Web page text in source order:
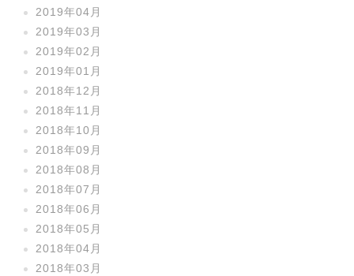
2019年04月
2019年03月
2019年02月
2019年01月
2018年12月
2018年11月
2018年10月
2018年09月
2018年08月
2018年07月
2018年06月
2018年05月
2018年04月
2018年03月